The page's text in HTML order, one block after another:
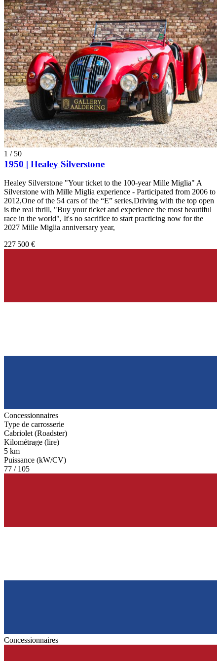
1 / 50
1950 | Healey Silverstone
Healey Silverstone "Your ticket to the 100-year Mille Miglia" A
Silverstone with Mille Miglia experience - Participated from 2006 to
2012,One of the 54 cars of the “E” series,Driving with the top open
is the real thrill, "Buy your ticket and experience the most beautiful
race in the world", It's no sacrifice to start practicing now for the
2027 Mille Miglia anniversary year,
227 500 €
Concessionnaires
Type de carrosserie
Cabriolet (Roadster)
Kilométrage (lire)
5 km
Puissance (kW/CV)
77 / 105
Concessionnaires